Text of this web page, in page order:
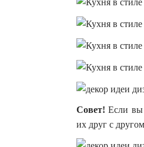
Совет! Если вы
их друг с